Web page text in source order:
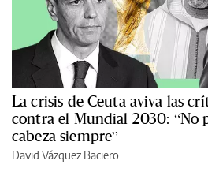
La crisis de Ceuta aviva las
contra el Mundial 2030: “No
cabeza siempre”
David Vázquez Baciero